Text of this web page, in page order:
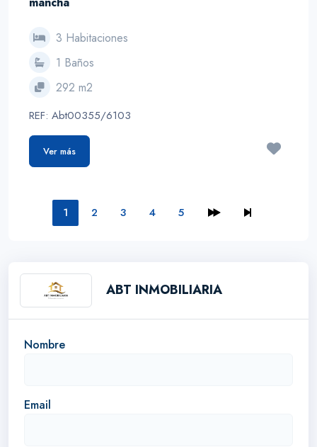
3 Habitaciones
1 Baños
292 m2
REF: Abt00355/6103
Ver más
1 2 3 4 5
ABT INMOBILIARIA
Nombre
Email